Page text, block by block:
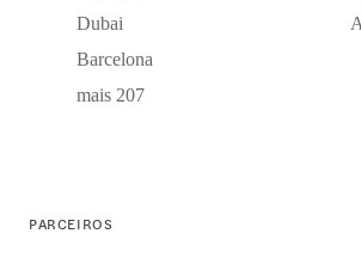
Dubai
Barcelona
mais 207
PARCEIROS